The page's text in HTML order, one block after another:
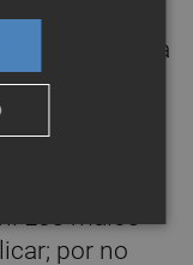
no verbal.
intercalares, la
mutua.
habilidad
Los malos
por no